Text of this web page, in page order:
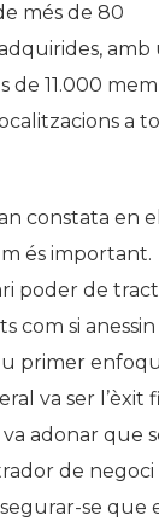
més de 80
amb
de 11.000
a
constata en
és important.
poder de
com si
primer
va ser l’èxit
va adonar que
de negoci
se que